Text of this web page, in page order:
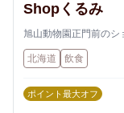
Shopくるみ
旭山動物園正門前のシ
北海道 飲食
ポイント最大オフ